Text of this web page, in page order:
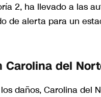
2, ha llevado a las
de alerta para un
Carolina del
daños, Carolina del